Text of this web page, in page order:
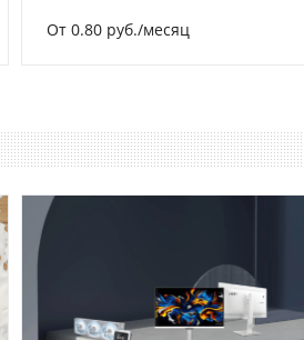
От 0.80 руб./месяц